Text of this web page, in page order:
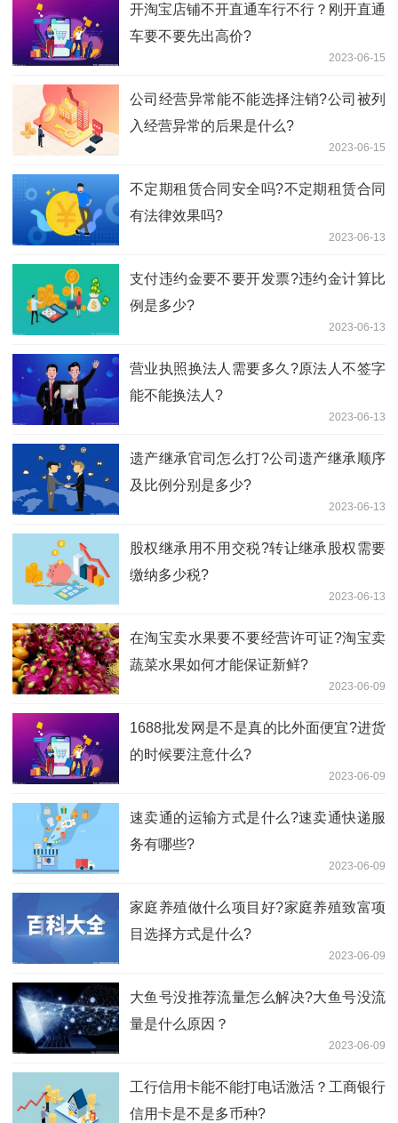
开淘宝店铺不开直通车行不行？刚开直通
车要不要先出高价?
2023-06-15
公司经营异常能不能选择注销?公司被列
入经营异常的后果是什么?
2023-06-15
不定期租赁合同安全吗?不定期租赁合同
有法律效果吗?
2023-06-13
支付违约金要不要开发票?违约金计算比
例是多少?
2023-06-13
营业执照换法人需要多久?原法人不签字
能不能换法人?
2023-06-13
遗产继承官司怎么打?公司遗产继承顺序
及比例分别是多少?
2023-06-13
股权继承用不用交税?转让继承股权需要
缴纳多少税?
2023-06-13
在淘宝卖水果要不要经营许可证?淘宝卖
蔬菜水果如何才能保证新鲜?
2023-06-09
1688批发网是不是真的比外面便宜?进货
的时候要注意什么?
2023-06-09
速卖通的运输方式是什么?速卖通快递服
务有哪些?
2023-06-09
家庭养殖做什么项目好?家庭养殖致富项
目选择方式是什么?
2023-06-09
大鱼号没推荐流量怎么解决?大鱼号没流
量是什么原因？
2023-06-09
工行信用卡能不能打电话激活？工商银行
信用卡是不是多币种?